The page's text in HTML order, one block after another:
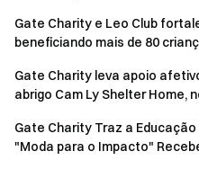
Gate Charity e Leo Club
beneficiando mais de 80
Gate Charity leva apoio
abrigo Cam Ly Shelter Home,
Gate Charity Traz a
"Moda para o Impacto"